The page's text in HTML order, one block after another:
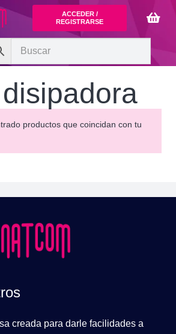
ACCEDER /
REGISTRARSE
productos que coincidan con tu
creada para darle facilidades a